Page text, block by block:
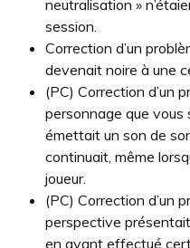
neutralisation »
session.
Correction d’un
devenait noire à une
(PC) Correction d’un
personnage que
émettait un son de
continuait, même
joueur.
(PC) Correction d’un
perspective
en ayant effectué